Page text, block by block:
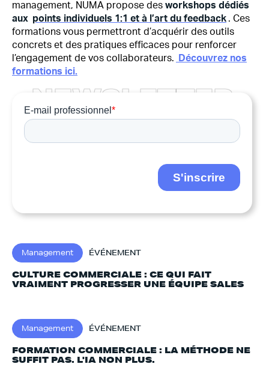
management, NUMA propose des workshops dédiés
aux points individuels 1:1 et à l’art du feedback . Ces
formations vous permettront d’acquérir des outils
concrets et des pratiques efficaces pour renforcer
l’engagement de vos collaborateurs.
Découvrez nos
formations ici.
NEWSL ETTER
Management ÉVÉNEMENT
CULTURE COMMERCIALE : CE QUI FAIT
VRAIMENT PROGRESSER UNE ÉQUIPE SALES
Management ÉVÉNEMENT
FORMATION COMMERCIALE : LA MÉTHODE NE
SUFFIT PAS. L'IA NON PLUS.‍